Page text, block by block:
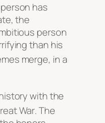
has
the
person
than his
merge, in a
with the
War. The